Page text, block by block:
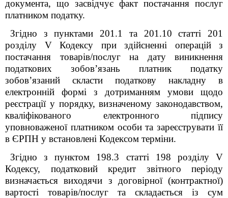
документа, що засвідчує факт постачання послуг
платником податку.
Згідно з пунктами 201.1 та 201.10 статті 201
розділу V Кодексу при здійсненні операцій з
постачання товарів/послуг на дату виникнення
податкових зобов’язань платник податку
зобов’язаний скласти податкову накладну в
електронній формі з дотриманням умови щодо
реєстрації у порядку, визначеному законодавством,
кваліфікованого електронного підпису
уповноваженої платником особи та зареєструвати її
в ЄРПН у встановлені Кодексом терміни.
Згідно з пунктом 198.3 статті 198 розділу V
Кодексу, податковий кредит звітного періоду
визначається виходячи з договірної (контрактної)
вартості товарів/послуг та складається із сум